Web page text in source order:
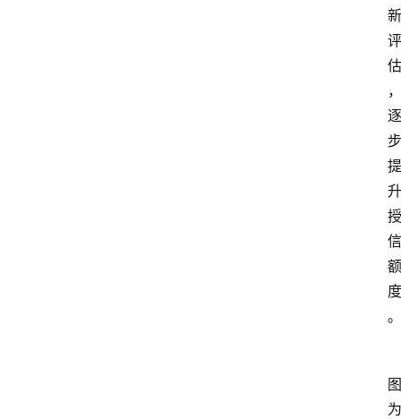
新
评
估
，
逐
步
提
升
授
信
额
度
。
图
为